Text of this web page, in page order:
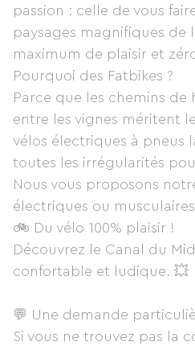
passion : celle de vous
paysages magnifiques de
maximum de plaisir et
Pourquoi des Fatbikes ?
Parce que les chemins de
entre les vignes méritent
vélos électriques à pneus
toutes les irrégularités
Nous vous proposons
électriques ou
🚲 Du vélo 100% plaisir !
Découvrez le Canal du
confortable et ludique. 💥
💬 Une demande
Si vous ne trouvez pas la